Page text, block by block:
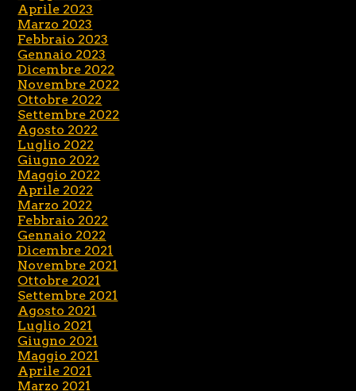
Aprile 2023
Marzo 2023
Febbraio 2023
Gennaio 2023
Dicembre 2022
Novembre 2022
Ottobre 2022
Settembre 2022
Agosto 2022
Luglio 2022
Giugno 2022
Maggio 2022
Aprile 2022
Marzo 2022
Febbraio 2022
Gennaio 2022
Dicembre 2021
Novembre 2021
Ottobre 2021
Settembre 2021
Agosto 2021
Luglio 2021
Giugno 2021
Maggio 2021
Aprile 2021
Marzo 2021